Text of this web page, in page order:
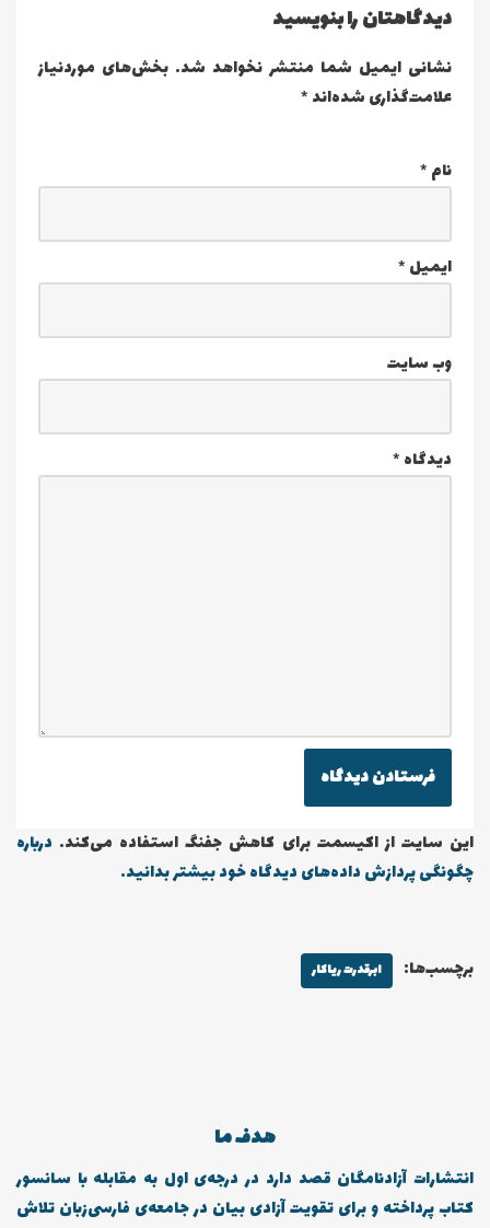
دیدگاهتان را بنویسید
نشانی ایمیل شما منتشر نخواهد شد. بخش‌های موردنیاز
علامت‌گذاری شده‌اند*
نام*
ایمیل*
وب‌ سایت
دیدگاه*
این سایت از اکیسمت برای کاهش جفنگ استفاده می‌کند. درباره
چگونگی پردازش داده‌های دیدگاه خود بیشتر بدانید.
برچسب‌ها: ابرقدرت ریاکار
هدف ما
انتشارات آزادنامگان قصد دارد در درجه‌ی اول به مقابله با سانسور
کتاب پرداخته و برای تقویت آزادی بیان در جامعه‌ی فارسی‌زبان تلاش